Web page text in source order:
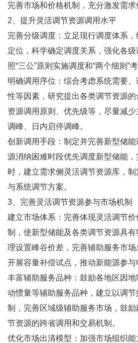
完善市场和价格机制，充分激发需求
2、提升灵活调节资源调用水平
完善分级调度：立足现行调度体系
定位，科学确定调度关系，强化各
照“三公”原则实施调度和“两个细则”
明确调用序位：综合考虑系统需要
性等因素，研究提出各类调节资源
资源调用原则、优先级等，尽量减
调峰、日内启停调峰。
创新调用手段：制定并完善新型储
源消纳困难时段优先调度新型储能
时，建立需求侧灵活调节资源库，
与系统调节方案。
3、完善灵活调节资源参与市场机制
建立市场体系：完善体现灵活调节
制，使新型储能及各类调节资源具
理设置峰谷价差，完善辅助服务市场
开展容量补偿试点，推动新能源参与
丰富辅助服务品种：鼓励各地区因
动惯量等辅助服务品种，建立以调
制，完善区域级辅助服务市场，鼓
节资源的跨省调用和交易机制。
优化市场出清模型：加强市场组织